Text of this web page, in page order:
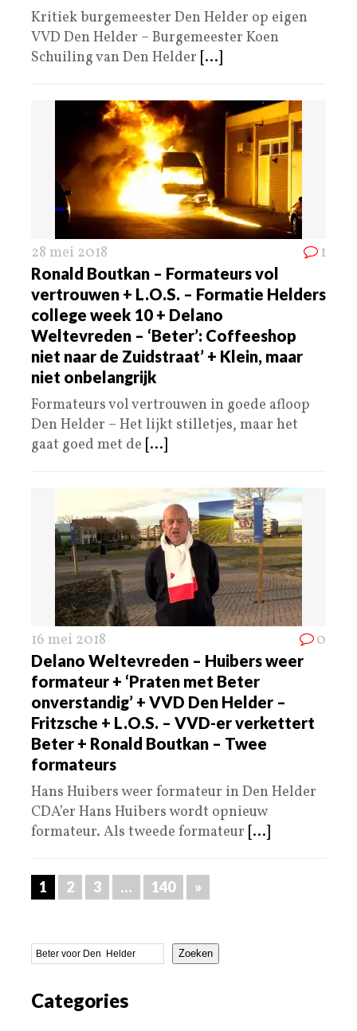
Kritiek burgemeester Den Helder op eigen
VVD Den Helder – Burgemeester Koen
Schuiling van Den Helder [...]
28 mei 2018 1
Ronald Boutkan – Formateurs vol
vertrouwen + L.O.S. – Formatie Helders
college week 10 + Delano
Weltevreden – ‘Beter’: Coffeeshop
niet naar de Zuidstraat’ + Klein, maar
niet onbelangrijk
Formateurs vol vertrouwen in goede afloop
Den Helder – Het lijkt stilletjes, maar het
gaat goed met de [...]
16 mei 2018 0
Delano Weltevreden – Huibers weer
formateur + ‘Praten met Beter
onverstandig’ + VVD Den Helder –
Fritzsche + L.O.S. – VVD-er verkettert
Beter + Ronald Boutkan – Twee
formateurs
Hans Huibers weer formateur in Den Helder
CDA’er Hans Huibers wordt opnieuw
formateur. Als tweede formateur [...]
1 2 3 … 140 »
Zoeken
Categories